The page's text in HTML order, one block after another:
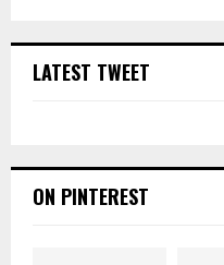
LATEST TWEET
ON PINTEREST